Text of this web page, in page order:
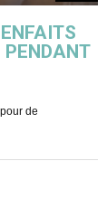
PENDANT
de